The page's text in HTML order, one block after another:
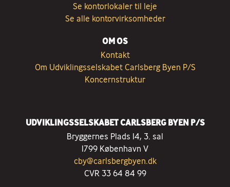
Se kontorlokaler til leje
Se alle kontorvirksomheder
OM OS
Kontakt
Om Udviklingsselskabet Carlsberg Byen P/S
Koncernstruktur
UDVIKLINGSSELSKABET CARLSBERG BYEN P/S
Bryggernes Plads 14, 3. sal
1799 København V
cby@carlsbergbyen.dk
CVR 33 64 84 99